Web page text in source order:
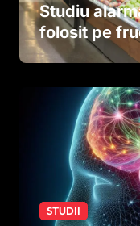
Studiu
folosit pe
ar putea
dinainte de
STUDII